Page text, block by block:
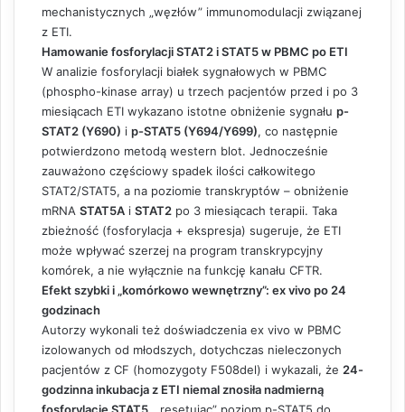
mechanistycznych „węzłów” immunomodulacji związanej
z ETI.
Hamowanie fosforylacji STAT2 i STAT5 w PBMC po ETI
W analizie fosforylacji białek sygnałowych w PBMC
(phospho-kinase array) u trzech pacjentów przed i po 3
miesiącach ETI wykazano istotne obniżenie sygnału p-
STAT2 (Y690) i p-STAT5 (Y694/Y699), co następnie
potwierdzono metodą western blot. Jednocześnie
zauważono częściowy spadek ilości całkowitego
STAT2/STAT5, a na poziomie transkryptów – obniżenie
mRNA STAT5A i STAT2 po 3 miesiącach terapii. Taka
zbieżność (fosforylacja + ekspresja) sugeruje, że ETI
może wpływać szerzej na program transkrypcyjny
komórek, a nie wyłącznie na funkcję kanału CFTR.
Efekt szybki i „komórkowo wewnętrzny”: ex vivo po 24
godzinach
Autorzy wykonali też doświadczenia ex vivo w PBMC
izolowanych od młodszych, dotychczas nieleczonych
pacjentów z CF (homozygoty F508del) i wykazali, że 24-
godzinna inkubacja z ETI niemal znosiła nadmierną